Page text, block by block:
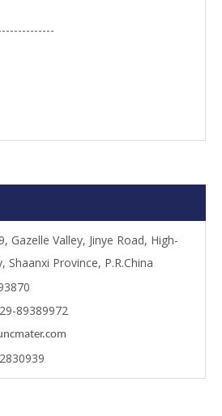
Gazelle Valley, Jinye Road, High-
Shaanxi Province, P.R.China
89389972